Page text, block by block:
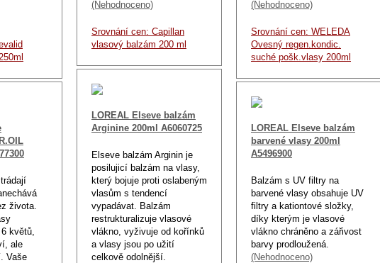
(Nehodnoceno)
Srovnání cen: Capillan
vlasový balzám 200 ml
(Nehodnoceno)
Srovnání cen: WELEDA
Ovesný regen.kondic.
suché pošk.vlasy 200ml
LOREAL Elseve balzám
Arginine 200ml A6060725
Elseve balzám Arginin je
posilujicí balzám na vlasy,
který bojuje proti oslabeným
vlasům s tendencí
vypadávat. Balzám
restrukturalizuje vlasové
vlákno, vyživuje od kořínků
a vlasy jsou po užití
celkově odolnější.
života.
květů,
ale
Vaše
LOREAL Elseve balzám
barvené vlasy 200ml
A5496900
Balzám s UV filtry na
barvené vlasy obsahuje UV
filtry a kationtové složky,
díky kterým je vlasové
vlákno chráněno a zářivost
barvy prodloužená.
(Nehodnoceno)